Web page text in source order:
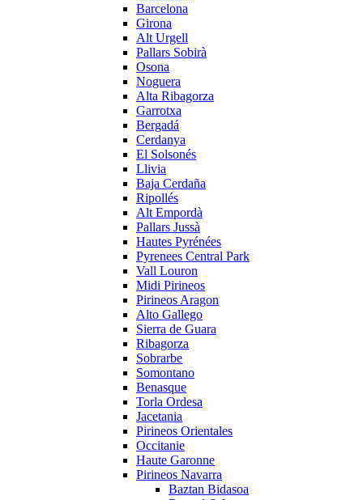
Barcelona
Girona
Alt Urgell
Pallars Sobirà
Osona
Noguera
Alta Ribagorza
Garrotxa
Bergadá
Cerdanya
El Solsonés
Llivia
Baja Cerdaña
Ripollés
Alt Empordà
Pallars Jussà
Hautes Pyrénées
Pyrenees Central Park
Vall Louron
Midi Pirineos
Pirineos Aragon
Alto Gallego
Sierra de Guara
Ribagorza
Sobrarbe
Somontano
Benasque
Torla Ordesa
Jacetania
Pirineos Orientales
Occitanie
Haute Garonne
Pirineos Navarra
Baztan Bidasoa